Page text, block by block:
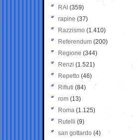
RAI (359)
rapine (37)
Razzismo (1.410)
Referendum (200)
Regione (344)
Renzi (1.521)
Repetto (46)
Rifiuti (84)
rom (13)
Roma (1.125)
Rutelli (9)
san gottardo (4)